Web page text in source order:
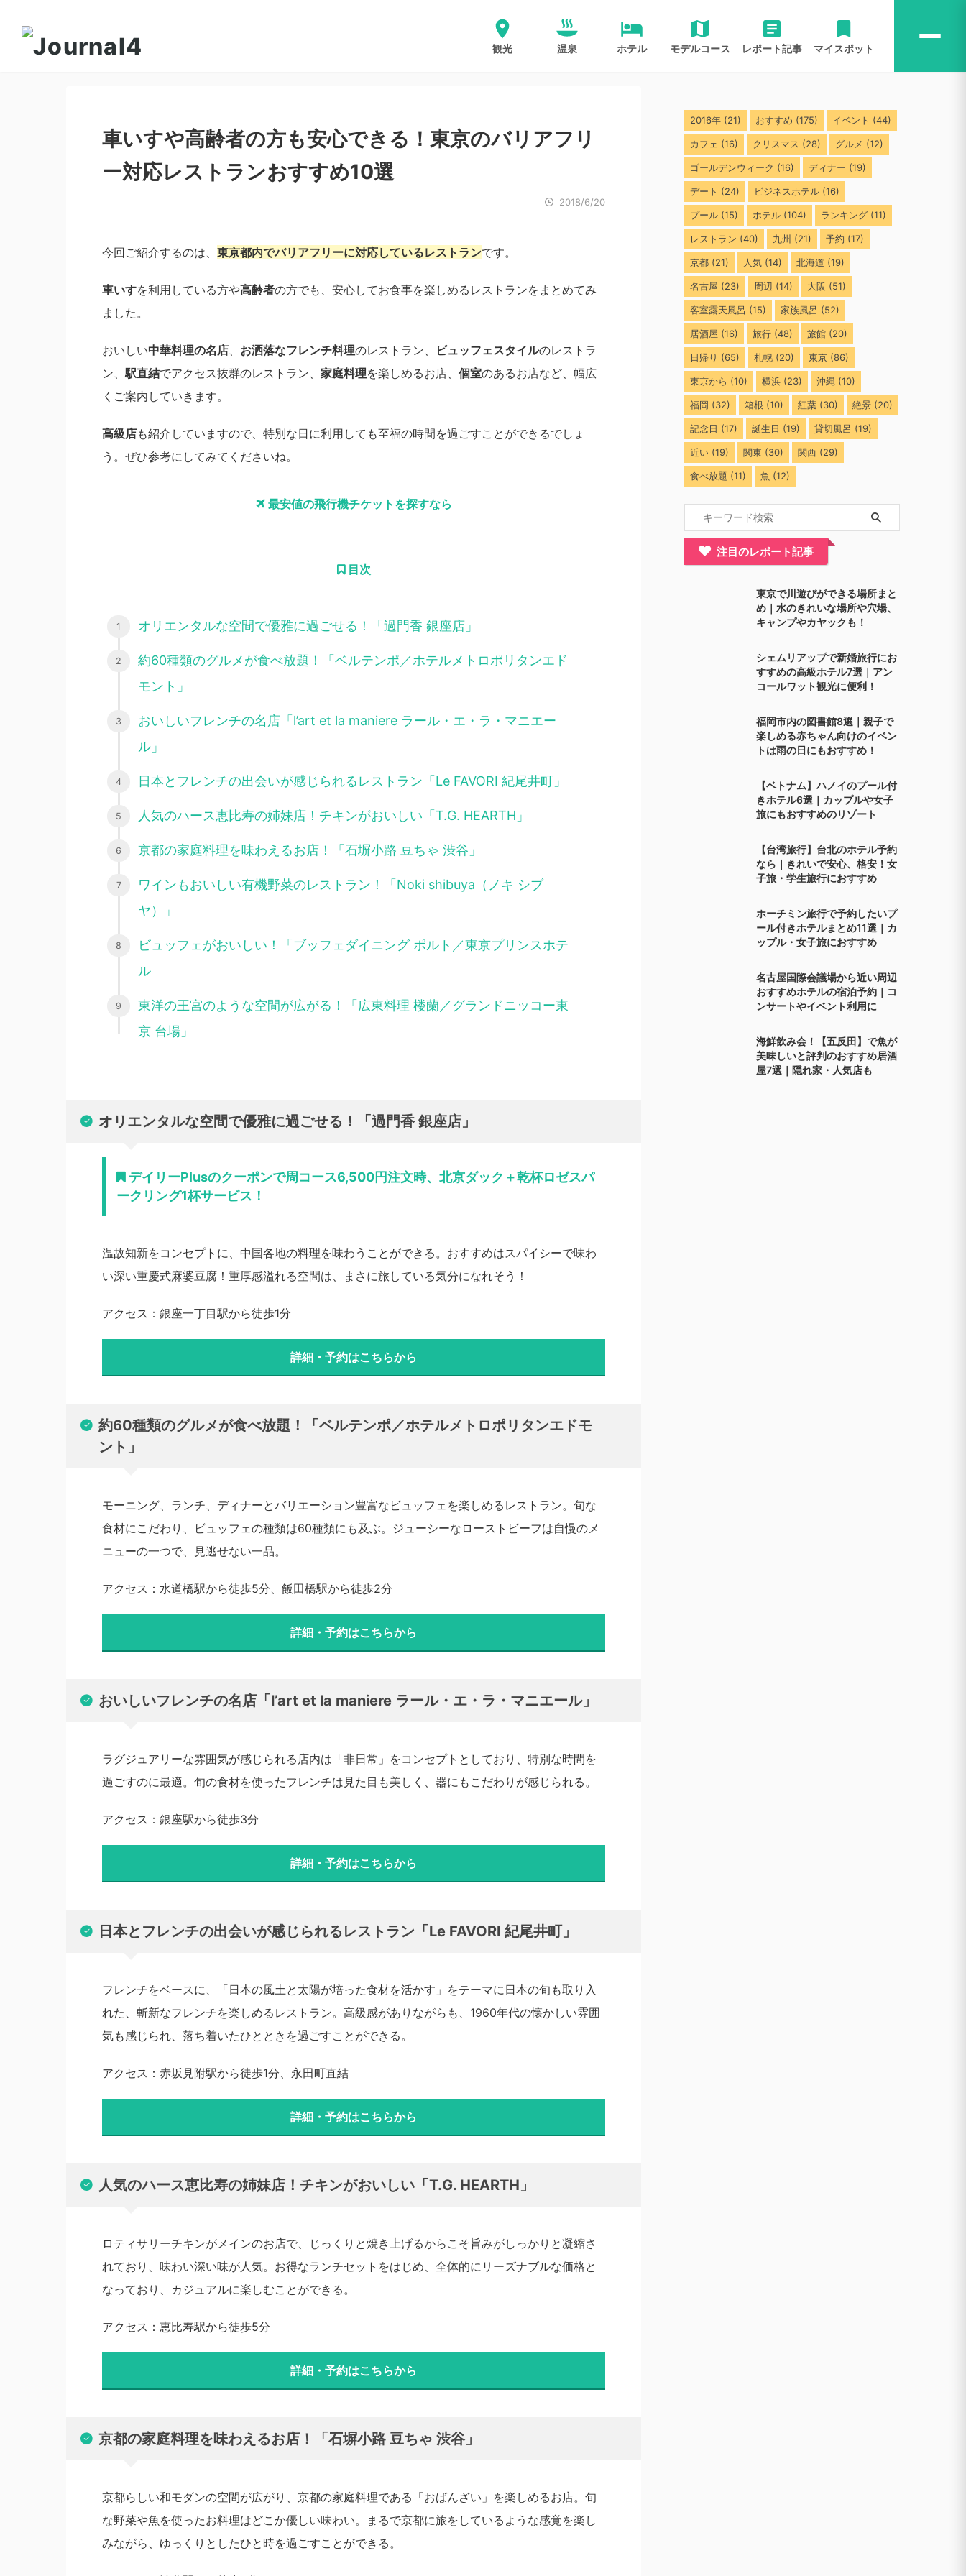
観光 温泉 ホテル モデルコース レポート記事 マイスポット
車いすや高齢者の方も安心できる！東京のバリアフリ
ー対応レストランおすすめ10選
2018/6/20
今回ご紹介するのは、 東京都内でバリアフリーに対応しているレストランです。
車いすを利用している方や高齢者の方でも、安心してお食事を楽しめるレストランをまとめてみ
ました。
おいしい中華料理の名店、 お洒落なフレンチ料理のレストラン、 ビュッフェスタイルのレストラ
ン、駅直結でアクセス抜群のレストラン、 家庭料理を楽しめるお店、 個室のあるお店など、幅広
くご案内していきます。
高級店も紹介していますので、特別な日に利用しても至福の時間を過ごすことができるでしょ
う。ぜひ参考にしてみてくださいね。
最安値の飛行機チケットを探すなら
目次
オリエンタルな空間で優雅に過ごせる！「過門香 銀座店」
約60種類のグルメが食べ放題！「ベルテンポ／ホテルメトロポリタンエド
モント」
おいしいフレンチの名店「l’art et la maniere ラール・エ・ラ・マニエー
ル」
日本とフレンチの出会いが感じられるレストラン「Le FAVORI 紀尾井町」
人気のハース恵比寿の姉妹店！チキンがおいしい「T.G. HEARTH」
京都の家庭料理を味わえるお店！「石塀小路 豆ちゃ 渋谷」
ワインもおいしい有機野菜のレストラン！「Noki shibuya（ノキ シブ
ヤ）」
ビュッフェがおいしい！「ブッフェダイニング ポルト／東京プリンスホテ
ル
東洋の王宮のような空間が広がる！「広東料理 楼蘭／グランドニッコー東
京 台場」
オリエンタルな空間で優雅に過ごせる！「過門香 銀座店」
デイリーPlusのクーポンで周コース6,500円注文時、北京ダック＋乾杯ロゼスパ
ークリング1杯サービス！
温故知新をコンセプトに、中国各地の料理を味わうことができる。おすすめはスパイシーで味わ
い深い重慶式麻婆豆腐！重厚感溢れる空間は、まさに旅している気分になれそう！
アクセス：銀座一丁目駅から徒歩1分
詳細・予約はこちらから
約60種類のグルメが食べ放題！「ベルテンポ／ホテルメトロポリタンエドモ
ント」
モーニング、ランチ、ディナーとバリエーション豊富なビュッフェを楽しめるレストラン。旬な
食材にこだわり、ビュッフェの種類は60種類にも及ぶ。ジューシーなローストビーフは自慢のメ
ニューの一つで、見逃せない一品。
アクセス：水道橋駅から徒歩5分、飯田橋駅から徒歩2分
詳細・予約はこちらから
おいしいフレンチの名店「l’art et la maniere ラール・エ・ラ・マニエール」
ラグジュアリーな雰囲気が感じられる店内は「非日常」をコンセプトとしており、特別な時間を
過ごすのに最適。旬の食材を使ったフレンチは見た目も美しく、器にもこだわりが感じられる。
アクセス：銀座駅から徒歩3分
詳細・予約はこちらから
日本とフレンチの出会いが感じられるレストラン「Le FAVORI 紀尾井町」
フレンチをベースに、「日本の風土と太陽が培った食材を活かす」をテーマに日本の旬も取り入
れた、斬新なフレンチを楽しめるレストラン。高級感がありながらも、1960年代の懐かしい雰囲
気も感じられ、落ち着いたひとときを過ごすことができる。
アクセス：赤坂見附駅から徒歩1分、永田町直結
詳細・予約はこちらから
人気のハース恵比寿の姉妹店！チキンがおいしい「T.G. HEARTH」
ロティサリーチキンがメインのお店で、じっくりと焼き上げるからこそ旨みがしっかりと凝縮さ
れており、味わい深い味が人気。お得なランチセットをはじめ、全体的にリーズナブルな価格と
なっており、カジュアルに楽しむことができる。
アクセス：恵比寿駅から徒歩5分
詳細・予約はこちらから
京都の家庭料理を味わえるお店！「石塀小路 豆ちゃ 渋谷」
京都らしい和モダンの空間が広がり、京都の家庭料理である「おばんざい」を楽しめるお店。旬
な野菜や魚を使ったお料理はどこか優しい味わい。まるで京都に旅をしているような感覚を楽し
みながら、ゆっくりとしたひと時を過ごすことができる。
2016年 (21) おすすめ (175) イベント (44)
カフェ (16) クリスマス (28) グルメ (12)
ゴールデンウィーク (16) ディナー (19)
デート (24) ビジネスホテル (16)
プール (15) ホテル (104) ランキング (11)
レストラン (40) 九州 (21) 予約 (17)
京都 (21) 人気 (14) 北海道 (19)
名古屋 (23) 周辺 (14) 大阪 (51)
客室露天風呂 (15) 家族風呂 (52)
居酒屋 (16) 旅行 (48) 旅館 (20)
日帰り (65) 札幌 (20) 東京 (86)
東京から (10) 横浜 (23) 沖縄 (10)
福岡 (32) 箱根 (10) 紅葉 (30) 絶景 (20)
記念日 (17) 誕生日 (19) 貸切風呂 (19)
近い (19) 関東 (30) 関西 (29)
食べ放題 (11) 魚 (12)
注目のレポート記事
東京で川遊びができる場所まと
め｜水のきれいな場所や穴場、
キャンプやカヤックも！
シェムリアップで新婚旅行にお
すすめの高級ホテル7選｜アン
コールワット観光に便利！
福岡市内の図書館8選｜親子で
楽しめる赤ちゃん向けのイベン
トは雨の日にもおすすめ！
【ベトナム】ハノイのプール付
きホテル6選｜カップルや女子
旅にもおすすめのリゾート
【台湾旅行】台北のホテル予約
なら｜きれいで安心、格安！女
子旅・学生旅行におすすめ
ホーチミン旅行で予約したいプ
ール付きホテルまとめ11選｜カ
ップル・女子旅におすすめ
名古屋国際会議場から近い周辺
おすすめホテルの宿泊予約｜コ
ンサートやイベント利用に
海鮮飲み会！【五反田】で魚が
美味しいと評判のおすすめ居酒
屋7選｜隠れ家・人気店も